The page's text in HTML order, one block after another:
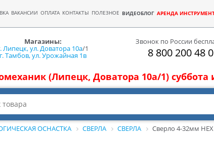
ВАКАНСИИ ОПЛАТА КОНТАКТЫ ПОЛЕЗНОЕ ВИДЕОБЛОГ АРЕНДА
Магазины:
Липецк, ул. Доватора 10а/1
г. Тамбов, ул. Урожайная 1в
Звонок по России
8 800 200 48
(Липецк, Доватора 10а/1)
ОСНАСТКА СВЕРЛА СВЕРЛА Сверло 4-32мм